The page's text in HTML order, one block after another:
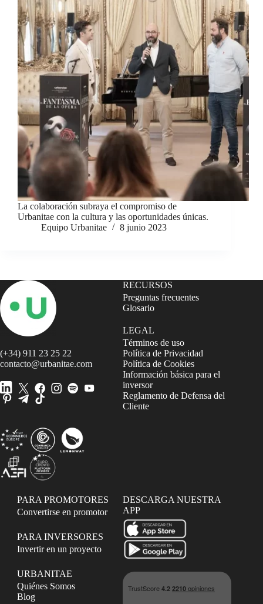
La colaboración subraya el compromiso de
Urbanitae con la cultura y las oportunidades únicas.
Equipo Urbanitae
8 junio 2023
(+34) 911 23 25 22
contacto@urbanitae.com
RECURSOS
Preguntas frecuentes
Glosario
LEGAL
Términos de uso
Política de Privacidad
Política de Cookies
Información básica para el
inversor
Reglamento de Defensa del
Cliente
PARA PROMOTORES
Convertirse en promotor
PARA INVERSORES
Invertir en un proyecto
URBANITAE
Quiénes Somos
Blog
DESCARGA NUESTRA
APP